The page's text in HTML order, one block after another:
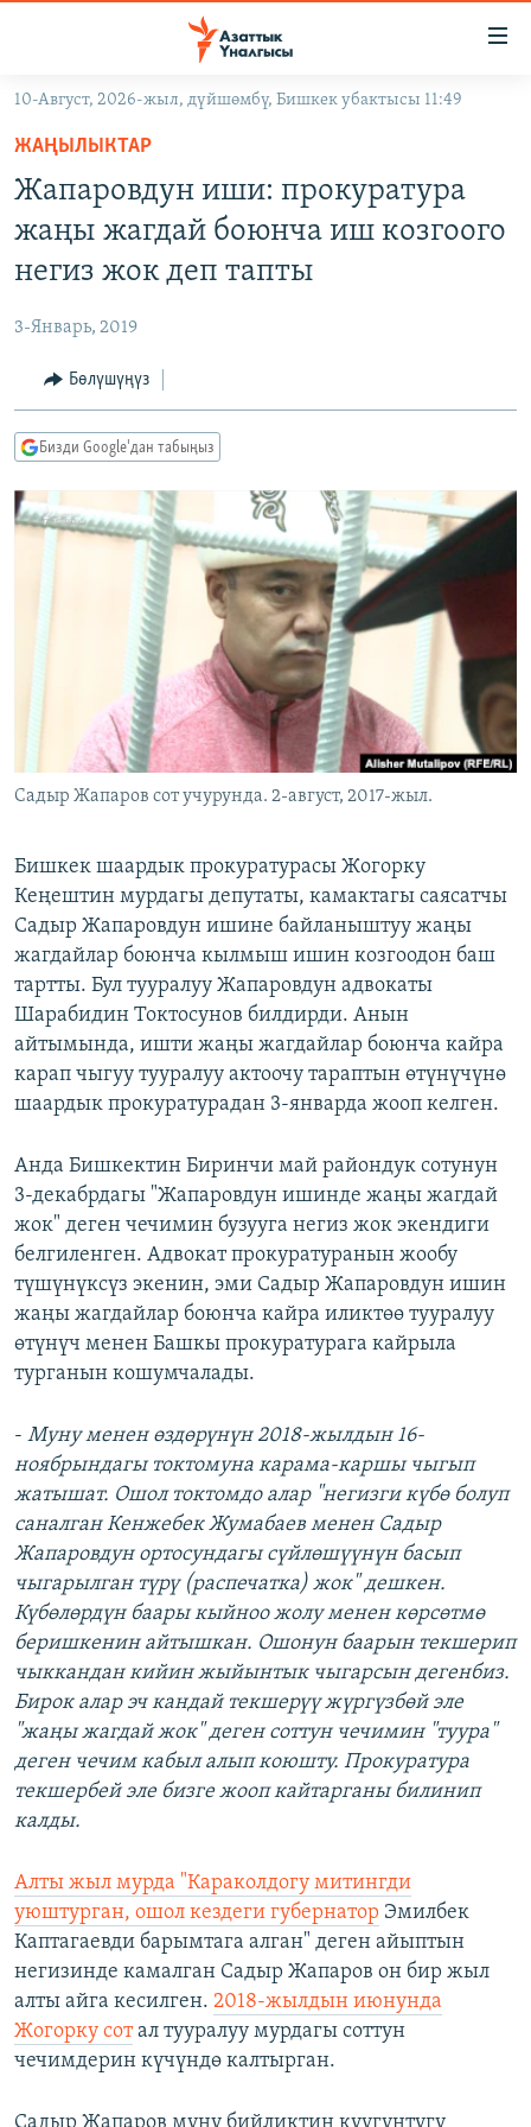
Навигацияга
өтүңүз
Издөөгө
салыңызКЫРГЫЗСТАН
МАДАНИЯТ
ТВ ПРОГРАММАЛАР
БҮГҮН АЗАТТЫКТА
ДАНИСТЕ
ЭЖЕ-СИҢДИЛЕР
ЫҢГАЙСЫЗ СУРООЛОР
ПОДКАСТ
Русский
ЭЕ/АРнун бардык сайттары
10-Август, 2026-жыл, дүйшөмбү, Бишкек убактысы 11:49
ЖАҢЫЛЫКТАР
Жапаровдун иши: прокуратура
жаңы жагдай боюнча иш козгоого
негиз жок деп тапты
3-Январь, 2019
Бөлүшүңүз
Бизди Google'дан табыңыз
Садыр Жапаров сот учурунда. 2-август, 2017-жыл.
Бишкек шаардык прокуратурасы Жогорку
Кеңештин мурдагы депутаты, камактагы саясатчы
Садыр Жапаровдун ишине байланыштуу жаңы
жагдайлар боюнча кылмыш ишин козгоодон баш
тартты. Бул тууралуу Жапаровдун адвокаты
Шарабидин Токтосунов билдирди. Анын
айтымында, ишти жаңы жагдайлар боюнча кайра
карап чыгуу тууралуу актоочу тараптын өтүнүчүнө
шаардык прокуратурадан 3-январда жооп келген.
Анда Бишкектин Биринчи май райондук сотунун
3-декабрдагы "Жапаровдун ишинде жаңы жагдай
жок" деген чечимин бузууга негиз жок экендиги
белгиленген. Адвокат прокуратуранын жообу
түшүнүксүз экенин, эми Садыр Жапаровдун ишин
жаңы жагдайлар боюнча кайра иликтөө тууралуу
өтүнүч менен Башкы прокуратурага кайрыла
турганын кошумчалады.
- Муну менен өздөрүнүн 2018-жылдын 16-
ноябрындагы токтомуна карама-каршы чыгып
жатышат. Ошол токтомдо алар "негизги күбө болуп
саналган Кенжебек Жумабаев менен Садыр
Жапаровдун ортосундагы сүйлөшүүнүн басып
чыгарылган түрү (распечатка) жок" дешкен.
Күбөлөрдүн баары кыйноо жолу менен көрсөтмө
беришкенин айтышкан. Ошонун баарын текшерип
чыккандан кийин жыйынтык чыгарсын дегенбиз.
Бирок алар эч кандай текшерүү жүргүзбөй эле
"жаңы жагдай жок" деген соттун чечимин "туура"
деген чечим кабыл алып коюшту. Прокуратура
текшербей эле бизге жооп кайтарганы билинип
калды.
Алты жыл мурда "Караколдогу митингди
уюштурган, ошол кездеги губернатор Эмилбек
Каптагаевди барымтага алган" деген айыптын
негизинде камалган Садыр Жапаров он бир жыл
алты айга кесилген. 2018-жылдын июнунда
Жогорку сотал тууралуу мурдагы соттун
чечимдерин күчүндө калтырган.